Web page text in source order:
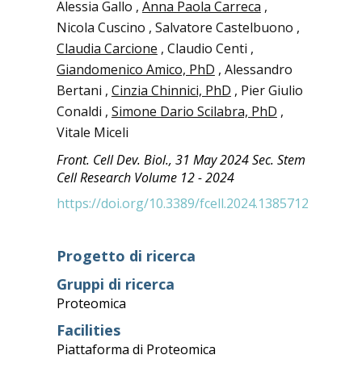
Alessia Gallo , Anna Paola Carreca ,
Nicola Cuscino , Salvatore Castelbuono ,
Claudia Carcione , Claudio Centi ,
Giandomenico Amico, PhD , Alessandro
Bertani , Cinzia Chinnici, PhD , Pier Giulio
Conaldi , Simone Dario Scilabra, PhD ,
Vitale Miceli
Front. Cell Dev. Biol., 31 May 2024Sec. Stem
Cell Research Volume 12 - 2024
https://doi.org/10.3389/fcell.2024.1385712
Progetto di ricerca
Gruppi di ricerca
Proteomica
Facilities
Piattaforma di Proteomica